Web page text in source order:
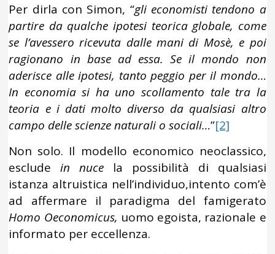
Per dirla con Simon, “gli economisti tendono a
partire da qualche ipotesi teorica globale, come
se l’avessero ricevuta dalle mani di Mosè, e poi
ragionano in base ad essa. Se il mondo non
aderisce alle ipotesi, tanto peggio per il mondo…
In economia si ha uno scollamento tale tra la
teoria e i dati molto diverso da qualsiasi altro
campo delle scienze naturali o sociali…”[2]
Non solo. Il modello economico neoclassico,
escludein nuce la possibilità di qualsiasi
istanza altruistica nell’individuo,intento com’è
ad affermare il paradigma del famigerato
Homo Oeconomicus, uomo egoista, razionale e
informato per eccellenza.